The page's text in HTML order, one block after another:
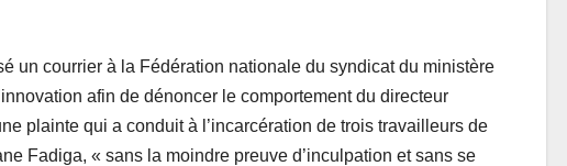
un courrier à la Fédération nationale du syndicat du ministère
afin de dénoncer le comportement du directeur
plainte qui a conduit à l’incarcération de trois travailleurs de
Fadiga, « sans la moindre preuve d’inculpation et sans se